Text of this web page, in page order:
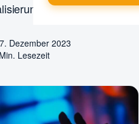
bietet.
7. Dezember 2023
Lesezeit